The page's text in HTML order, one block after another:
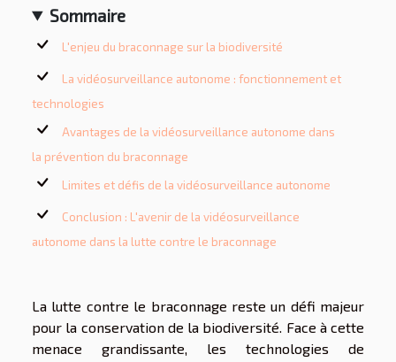
Sommaire
L'enjeu du braconnage sur la biodiversité
La vidéosurveillance autonome : fonctionnement et
technologies
Avantages de la vidéosurveillance autonome dans
la prévention du braconnage
Limites et défis de la vidéosurveillance autonome
Conclusion : L'avenir de la vidéosurveillance
autonome dans la lutte contre le braconnage
La lutte contre le braconnage reste un défi majeur
pour la conservation de la biodiversité. Face à cette
menace grandissante, les technologies de